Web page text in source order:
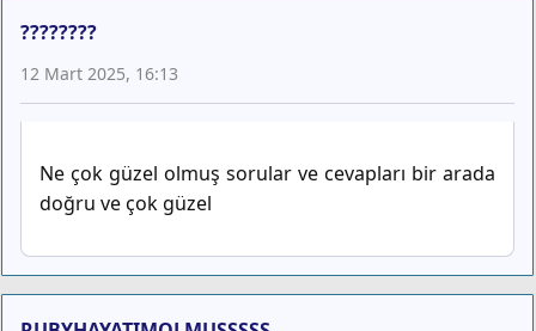
????????
12 Mart 2025, 16:13
Ne çok güzel olmuş sorular ve cevapları bir arada
doğru ve çok güzel